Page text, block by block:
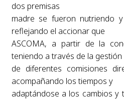
dos premisas
madre se fueron nutriendo
reflejando el accionar que
ASCOMA, a partir de la
teniendo a través de la gestión
de diferentes comisiones
acompañando los tiempos y
adaptándose a los cambios y